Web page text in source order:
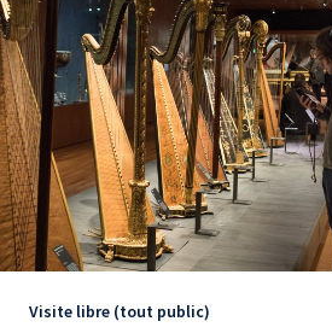
Visite libre (tout public)